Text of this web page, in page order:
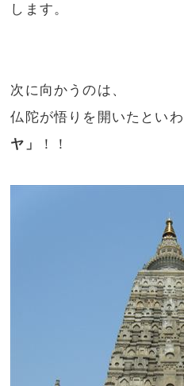
します。
次に向かうのは、
仏陀が悟りを開いたとい
ヤ」
！！